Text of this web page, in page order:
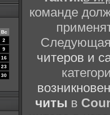
Вс
2
9
16
23
30
команде
Следующая
читеров и
читы в